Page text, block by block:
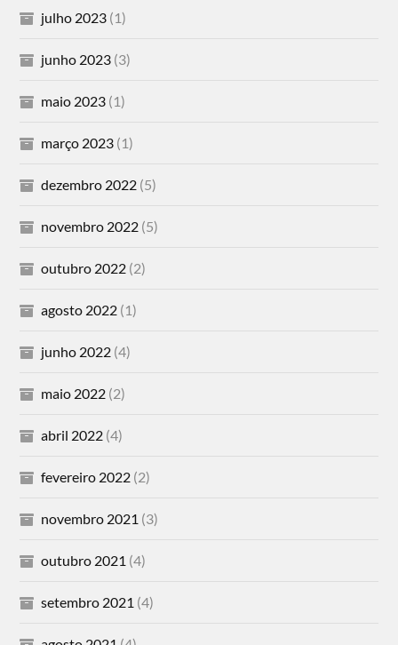
julho 2023 (1)
junho 2023 (3)
maio 2023 (1)
março 2023 (1)
dezembro 2022 (5)
novembro 2022 (5)
outubro 2022 (2)
agosto 2022 (1)
junho 2022 (4)
maio 2022 (2)
abril 2022 (4)
fevereiro 2022 (2)
novembro 2021 (3)
outubro 2021 (4)
setembro 2021 (4)